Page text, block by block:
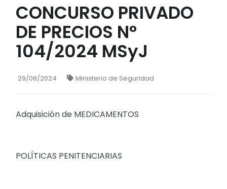
CONCURSO PRIVADO
DE PRECIOS N°
104/2024 MSyJ
29/08/2024 Ministerio de Seguridad
Adquisición de MEDICAMENTOS
POLÍTICAS PENITENCIARIAS